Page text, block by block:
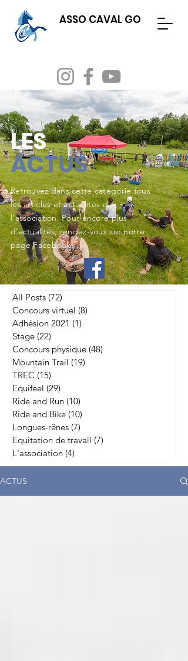
ASSO CAVAL GO
Evenements Adhésion & licence
LES
ACTUS
Retrouvez dans cette catégorie tous
les articles et actualités de
l'association. Pour encore plus
d'actualités, rendez-vous sur notre
page Facebook.
All Posts (72)
Concours virtuel (8)
Adhésion 2021 (1)
Stage (22)
Concours physique (48)
Mountain Trail (19)
TREC (15)
Equifeel (29)
Ride and Run (10)
Ride and Bike (10)
Longues-rênes (7)
Equitation de travail (7)
L'association (4)
ACTUS